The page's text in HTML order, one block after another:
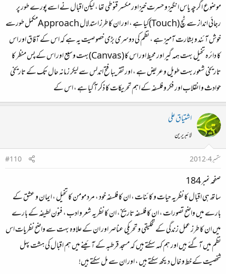
موضوع اگرچہ یاس انگیز و حسرت خیز اور مکسر قنوطی تھا ، لیکن اقبال نے اسے پورے طور پر
رجائی انداز سے ٹچ (Touch)کیا ہے ، اور ان کا طرز استدلال Approachمکمل طورسے
خوش آئند و بشارت آمیز ہے ، نظم کی دوسری بڑی خصوصیت یہ ہے کہ اس کے آفاق اور اس
کا دائرہ تخیل بہت ہمہ گیر اور محیط اور اس کا (Canvas)بہت وسیع اور اس کے پس منظر کا
تاریخی شعور بہت طویل و عریض ہے ، اور تقریبا فتح اندلس سے لیکر زمانہ حال تک کے تاریخی
حوادث و انقلاب اور فکر و فلسفہ کے اہم تحریکات کا ذکر آگیا ہے ، اس کے
اشتیاق علی
لائبریرین
ستمبر 4، 2012
#110
صفحہ نمبر 184
ساتھ ہی اقبال کا نظریہ حیات و کائنات ، ان کا فلسفہ خود ، مرد مومن کا تخیل ، ایمان و عشق کے
بارے میں واضح تصورات ، ان کا فلسفہ تاریخ ، ان کا نظریہ شعر و ادب ، فنون لطیفہ کے بارے
میں ان کا طرز عمل زندگی کے تخلیقی و تحریکی عناصر اور ان کے علاوہ بہت سے واضح نظریات اس
نظم میں آگئے ہیں اور ہم کہہ سکتے ہیں کہ مسجد قرطبہ کے آئینے میں ہم اقبال کی ہشت پہل
شخصیت کے خط و خال دیکھ سکتے ہیں ، اور ان سے مل سکتے ہیں!